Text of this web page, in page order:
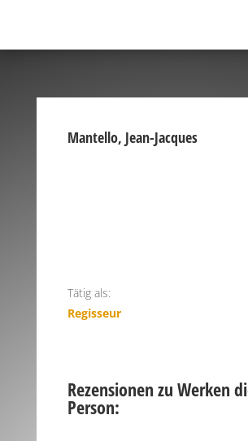
Mantello, Jean-Jacques
Tätig als:
Regisseur
Rezensionen zu Werken
Person: